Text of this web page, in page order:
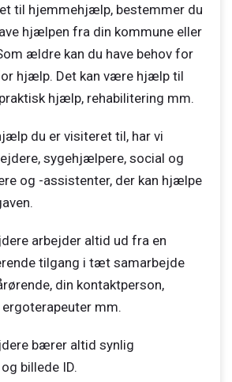
til hjemmehjælp, bestemmer du
hjælpen fra din kommune eller
ældre kan du have behov for
hjælp. Det kan være hjælp til
hjælp, rehabilitering mm.
du er visiteret til, har vi
sygehjælpere, social og
og -assistenter, der kan hjælpe
arbejder altid ud fra en
tilgang i tæt samarbejde
din kontaktperson,
mm.
bærer altid synlig
billede ID.